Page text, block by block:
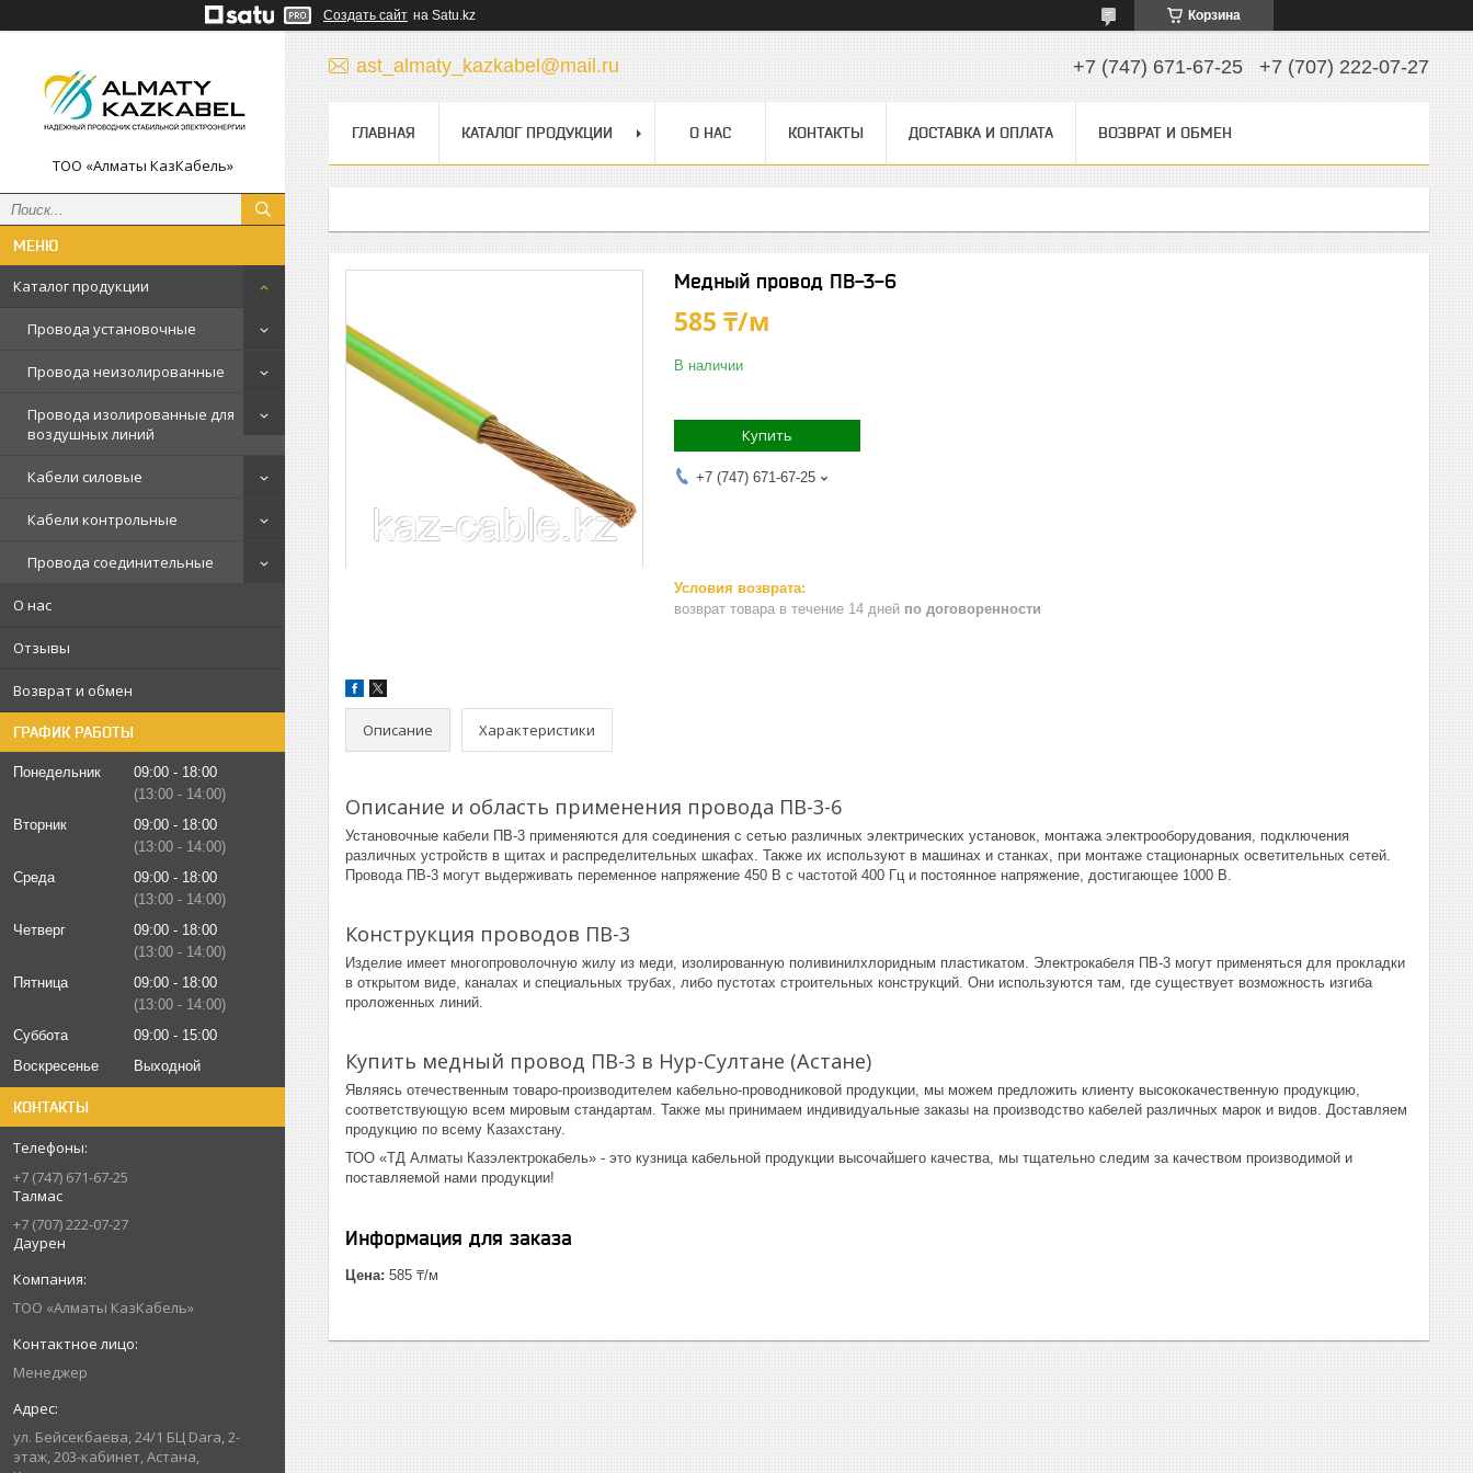
Создать сайт на Satu.kz Корзина
ТОО «Алматы КазКабель»
Каталог продукции
Провода установочные
Провода неизолированные
Провода изолированные для
воздушных линий
Кабели силовые
Кабели контрольные
Провода соединительные
О нас
Отзывы
Возврат и обмен
ГРАФИК РАБОТЫ
Понедельник 09:00
18:00
13:00
14:00
Вторник
09:00
18:00
13:00
14:00
Среда
09:00
18:00
13:00
14:00
Четверг
09:00
18:00
13:00
14:00
Пятница
09:00
18:00
13:00
14:00
Суббота
09:00
15:00
Воскресенье
Выходной
КОНТАКТЫ
+7 (747) 671-67-25
Талмас
+7 (707) 222-07-27
Даурен
ТОО «Алматы КазКабель»
Менеджер
ул. Бейсекбаева, 24/1 БЦ Dara, 2-
этаж, 203-кабинет, Астана,
ast_almaty_kazkabel@mail.ru +7 (747) 671-67-25 +7 (707) 222-07-27
ГЛАВНАЯ КАТАЛОГ ПРОДУКЦИИ О НАС КОНТАКТЫ ДОСТАВКА И ОПЛАТА ВОЗВРАТ И ОБМЕН
Медный провод ПВ-3-6
585 ₸/м
В наличии
Купить
+7 (747) 671-67-25
возврат товара в течение 14 дней по договоренности
Описание Характеристики
Описание и область применения провода ПВ-3-6
Установочные кабели ПВ-3 применяются для соединения с сетью различных электрических установок, монтажа электрооборудования, подключения
различных устройств в щитах и распределительных шкафах. Также их используют в машинах и станках, при монтаже стационарных осветительных сетей.
Провода ПВ-3 могут выдерживать переменное напряжение 450 В с частотой 400 Гц и постоянное напряжение, достигающее 1000 В.
Конструкция проводов ПВ-3
Изделие имеет многопроволочную жилу из меди, изолированную поливинилхлоридным пластикатом. Электрокабеля ПВ-3 могут применяться для прокладки
в открытом виде, каналах и специальных трубах, либо пустотах строительных конструкций. Они используются там, где существует возможность изгиба
проложенных линий.
Купить медный провод ПВ-3 в Нур-Султане (Астане)
Являясь отечественным товаро-производителем кабельно-проводниковой продукции, мы можем предложить клиенту высококачественную продукцию,
соответствующую всем мировым стандартам. Также мы принимаем индивидуальные заказы на производство кабелей различных марок и видов. Доставляем
продукцию по всему Казахстану.
ТОО «ТД Алматы Казэлектрокабель» - это кузница кабельной продукции высочайшего качества, мы тщательно следим за качеством производимой и
поставляемой нами продукции!
Информация для заказа
Цена: 585 ₸/м